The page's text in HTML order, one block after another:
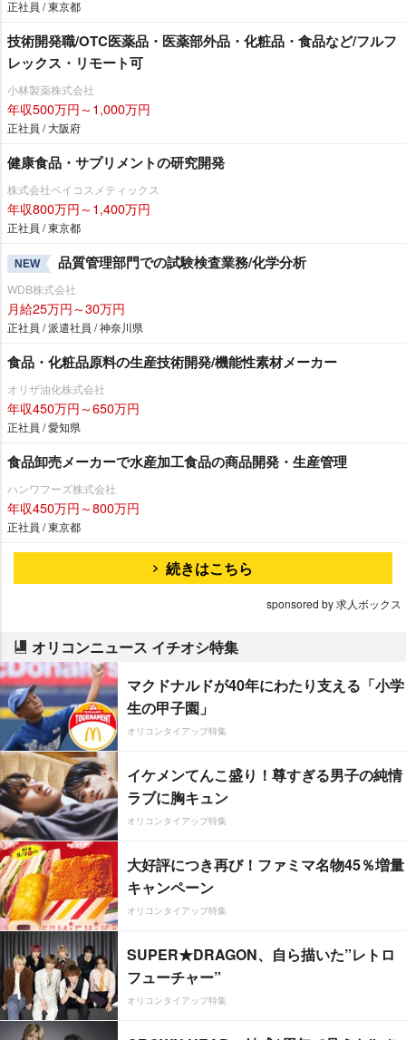
正社員 / 東京都
技術開発職/OTC医薬品・医薬部外品・化粧品・食品など/フルフ
レックス・リモート可
小林製薬株式会社
年収500万円～1,000万円
正社員 / 大阪府
健康食品・サプリメントの研究開発
株式会社ベイコスメティックス
年収800万円～1,400万円
正社員 / 東京都
NEW 品質管理部門での試験検査業務/化学分析
WDB株式会社
月給25万円～30万円
正社員 / 派遣社員 / 神奈川県
食品・化粧品原料の生産技術開発/機能性素材メーカー
オリザ油化株式会社
年収450万円～650万円
正社員 / 愛知県
食品卸売メーカーで水産加工食品の商品開発・生産管理
ハンワフーズ株式会社
年収450万円～800万円
正社員 / 東京都
続きはこちら
sponsored by 求人ボックス
オリコンニュース イチオシ特集
マクドナルドが40年にわたり支える「小学
生の甲子園」
オリコンタイアップ特集
イケメンてんこ盛り！尊すぎる男子の純情
ラブに胸キュン
オリコンタイアップ特集
大好評につき再び！ファミマ名物45％増量
キャンペーン
オリコンタイアップ特集
SUPER★DRAGON、自ら描いた”レトロ
フューチャー”
オリコンタイアップ特集